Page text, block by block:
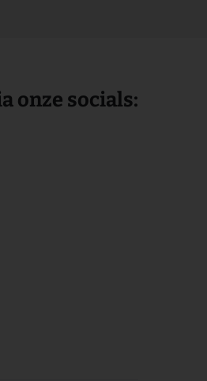
onze socials: